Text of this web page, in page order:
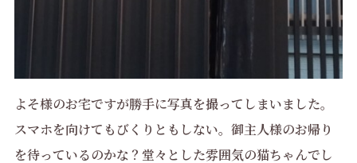
よそ様のお宅ですが勝手に写真を撮ってしまいました。
スマホを向けてもびくりともしない。御主人様のお帰り
を待っているのかな？堂々とした雰囲気の猫ちゃんでし